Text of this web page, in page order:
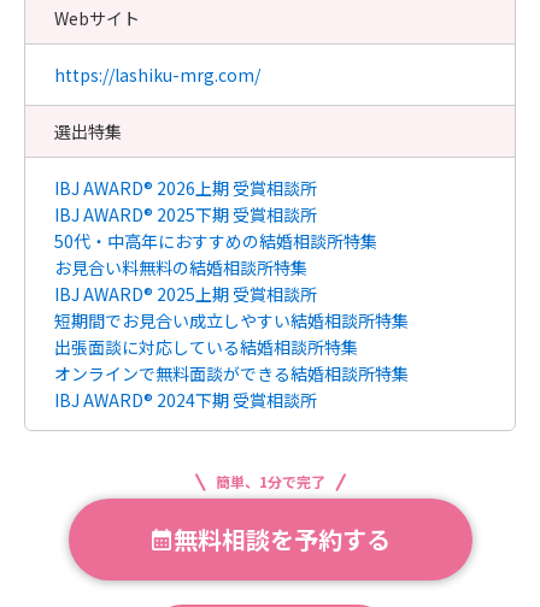
Webサイト
https://lashiku-mrg.com/
選出特集
IBJ AWARD® 2026上期 受賞相談所
IBJ AWARD® 2025下期 受賞相談所
50代・中高年におすすめの結婚相談所特集
お見合い料無料の結婚相談所特集
IBJ AWARD® 2025上期 受賞相談所
短期間でお見合い成立しやすい結婚相談所特集
出張面談に対応している結婚相談所特集
オンラインで無料面談ができる結婚相談所特集
IBJ AWARD® 2024下期 受賞相談所
簡単、1分で完了
無料相談を予約する